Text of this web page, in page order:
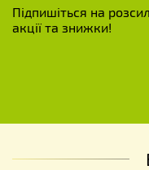
Підпишіться на
акції та знижки!